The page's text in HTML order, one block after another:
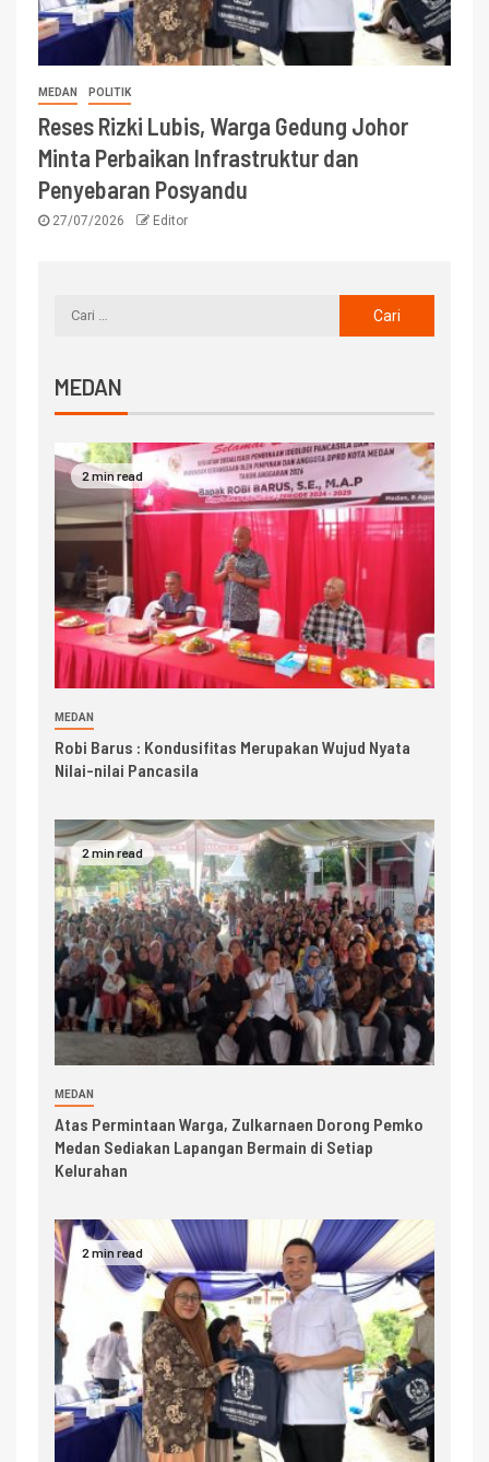
MEDAN POLITIK
Reses Rizki Lubis, Warga Gedung Johor
Minta Perbaikan Infrastruktur dan
Penyebaran Posyandu
27/07/2026 Editor
MEDAN
2 min read
MEDAN
Robi Barus : Kondusifitas Merupakan Wujud Nyata
Nilai-nilai Pancasila
2 min read
MEDAN
Atas Permintaan Warga, Zulkarnaen Dorong Pemko
Medan Sediakan Lapangan Bermain di Setiap
Kelurahan
2 min read